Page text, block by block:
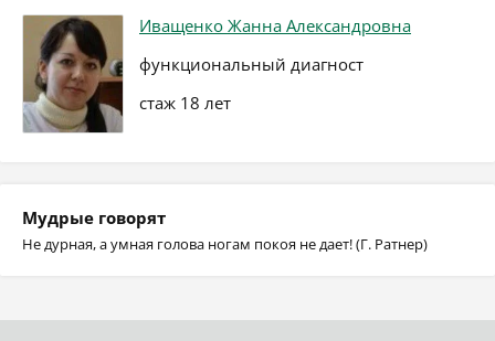
Иващенко Жанна Александровна
функциональный диагност
стаж 18 лет
Мудрые говорят
Не дурная, а умная голова ногам покоя не дает! (Г. Ратнер)